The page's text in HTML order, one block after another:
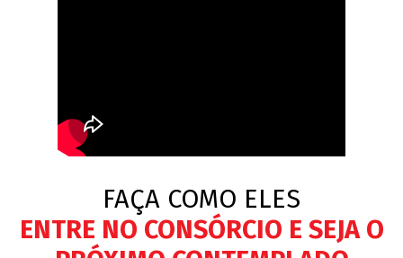
FAÇA COMO ELES
ENTRE NO CONSÓRCIO E SEJA O